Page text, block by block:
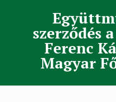
szerződés
Ferenc
Magyar